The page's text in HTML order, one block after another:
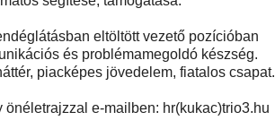
eltöltött vezető pozícióban
és problémamegoldó készség.
piacképes jövedelem, fiatalos csapat.
e-mailben: hr(kukac)trio3.hu